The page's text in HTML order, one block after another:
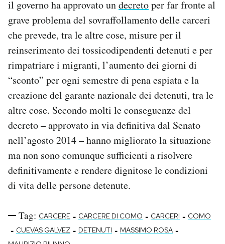
il governo ha approvato undecretoper far fronte al
grave problema del sovraffollamento delle carceri
che prevede, tra le altre cose, misure per il
reinserimento dei tossicodipendenti detenuti e per
rimpatriare i migranti, l’aumento dei giorni di
“sconto” per ogni semestre di pena espiata e la
creazione del garante nazionale dei detenuti, tra le
altre cose. Secondo molti le conseguenze del
decreto – approvato in via definitiva dal Senato
nell’agosto 2014 – hanno migliorato la situazione
ma non sono comunque sufficienti a risolvere
definitivamente e rendere dignitose le condizioni
di vita delle persone detenute.
Tag: CARCERE - CARCERE DI COMO - CARCERI - COMO
- CUEVAS GALVEZ - DETENUTI - MASSIMO ROSA -